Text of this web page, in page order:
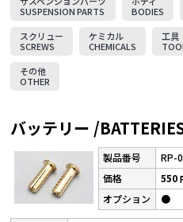
SUSPENSION PARTS
BODIES
スクリュー
SCREWS
ケミカル
CHEMICALS
工具
その他
OTHER
バッテリー /
RP-
550
●